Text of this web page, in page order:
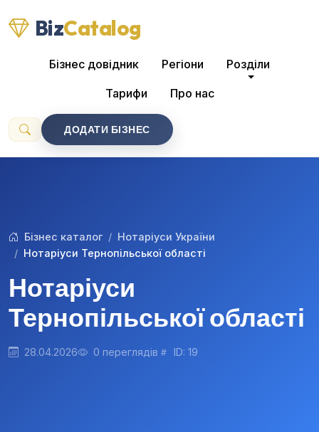
BizCatalog
Бізнес довідник Регіони Розділи
Тарифи Про нас
ДОДАТИ БІЗНЕС
Бізнес каталог
Нотаріуси України
Нотаріуси Тернопільської області
Нотаріуси
Тернопільської області
28.04.2026 0 переглядів ID: 19